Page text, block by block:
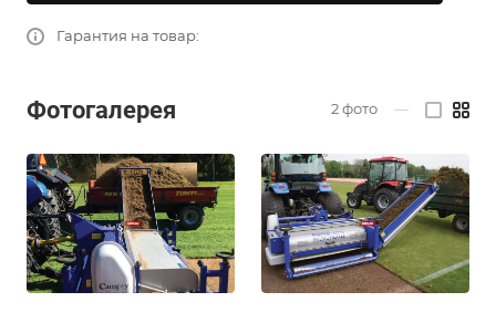
Гарантия на товар:
Фотогалерея 2фото —